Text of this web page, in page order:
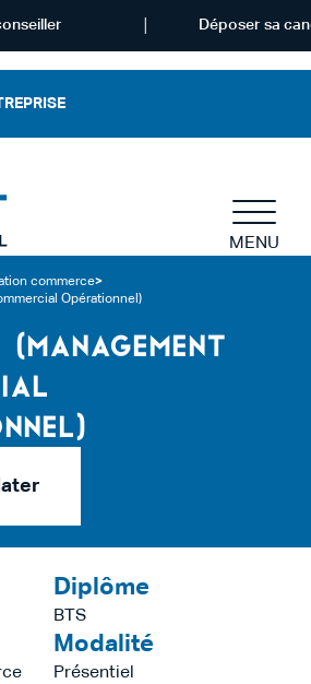
MENU
commerce>
Opérationnel)
Diplôme
BTS
Modalité
Présentiel
Déposer sa